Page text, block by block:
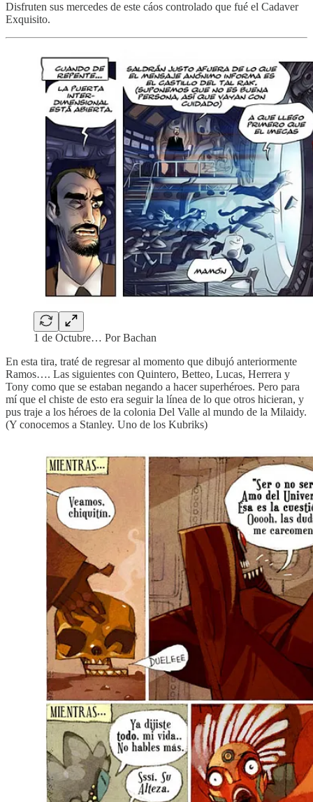
Disfruten sus mercedes de este cáos controlado que fué el Cadaver
Exquisito.
1 de Octubre… Por Bachan
En esta tira, traté de regresar al momento que dibujó anteriormente
Ramos…. Las siguientes con Quintero, Betteo, Lucas, Herrera y
Tony como que se estaban negando a hacer superhéroes. Pero para
mí que el chiste de esto era seguir la línea de lo que otros hicieran, y
pus traje a los héroes de la colonia Del Valle al mundo de la Milaidy.
(Y conocemos a Stanley. Uno de los Kubriks)